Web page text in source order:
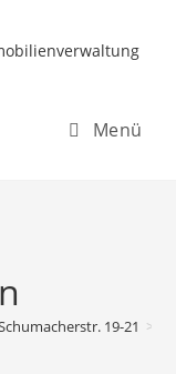
Menü
19-21 >